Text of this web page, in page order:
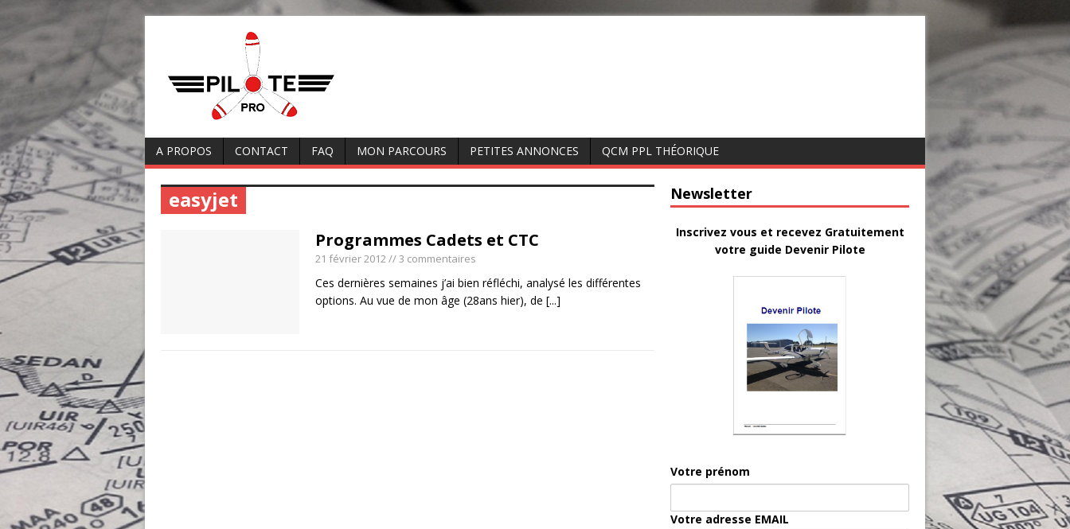
A PROPOS CONTACT FAQ MON PARCOURS PETITES ANNONCES QCM PPL THÉORIQUE
easyjet
Programmes Cadets et CTC
21 février 2012// 3 commentaires
Ces dernières semaines j’ai bien réfléchi, analysé les différentes
options. Au vue de mon âge (28ans hier), de [...]
Newsletter
Inscrivez vous et recevez Gratuitement
votre guide Devenir Pilote
Votre prénom
Votre adresse EMAIL